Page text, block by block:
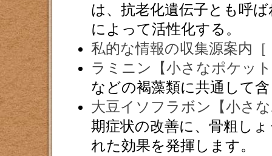
は、抗老化遺伝子とも呼
によって活性化する。
私的な情報の収集源案内［
ラミニン【小さなポケッ
などの褐藻類に共通して
大豆イソフラボン【小さ
期症状の改善に、骨粗し
れた効果を発揮します。